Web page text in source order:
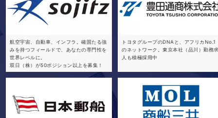
航空宇宙、自動車、インフラ。確固たる強
みを持つフィールドで、あなたの専門性を
世界レベルに。
双日（株）が50ポジション以上を募集！
トヨタグループのDNAと、アフリカNo.1
のネットワーク。東京本社（品川）勤務
人も積極採用中